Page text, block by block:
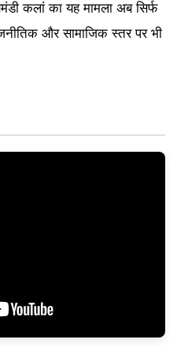
कलां का यह मामला अब सिर्फ
और सामाजिक स्तर पर भी